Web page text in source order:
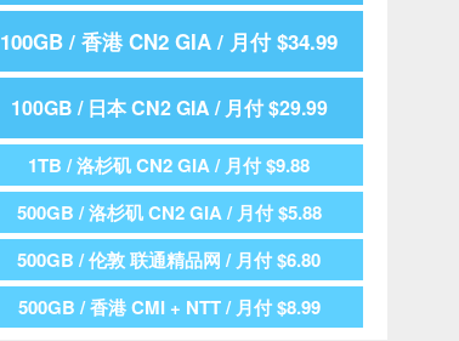
100GB / 香港 CN2 GIA / 月付 $34.99
100GB / 日本 CN2 GIA / 月付 $29.99
1TB / 洛杉矶 CN2 GIA / 月付 $9.88
500GB / 洛杉矶 CN2 GIA / 月付 $5.88
500GB / 伦敦 联通精品网 / 月付 $6.80
500GB / 香港 CMI + NTT / 月付 $8.99